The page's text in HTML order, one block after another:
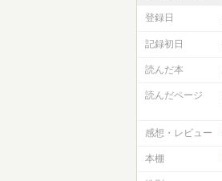
登録日
記録初日
読んだ本
読んだページ
感想・レビュー
本棚